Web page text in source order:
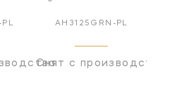
AH3125GRN-PL
Снят с производства